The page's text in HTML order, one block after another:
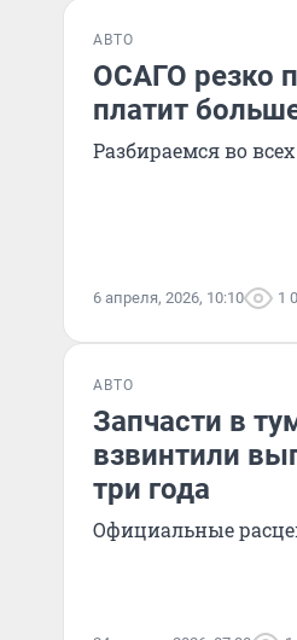
АВТО
ОСАГО резко
платит
Разбираемся во
6 апреля, 2026, 10:10 1
АВТО
Запчасти в
взвинтили
три года
Официальные